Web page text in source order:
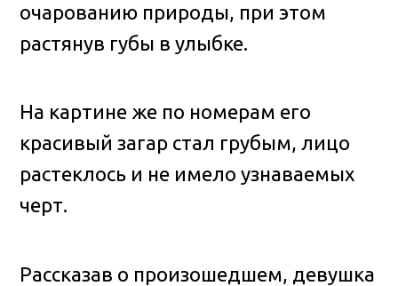
очарованию природы, при этом
растянув губы в улыбке.
На картине же по номерам его
красивый загар стал грубым, лицо
растеклось и не имело узнаваемых
черт.
Рассказав о произошедшем, девушка